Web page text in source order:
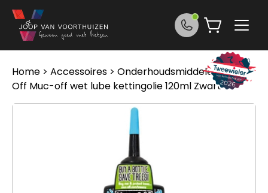
Ga naar de inhoud
Home > Accessoires > Onderhoudsmiddelen> Muc
Off Muc-off wet lube kettingolie 120ml Zwart